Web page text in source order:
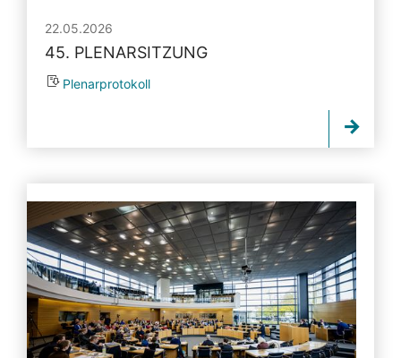
22.05.2026
45. PLENARSITZUNG
Plenarprotokoll